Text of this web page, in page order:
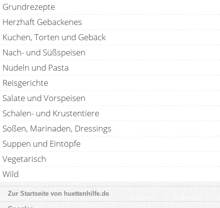
Grundrezepte
Herzhaft Gebackenes
Kuchen, Torten und Gebäck
Nach- und Süßspeisen
Nudeln und Pasta
Reisgerichte
Salate und Vorspeisen
Schalen- und Krustentiere
Soßen, Marinaden, Dressings
Suppen und Eintöpfe
Vegetarisch
Wild
huettenhilfe.de